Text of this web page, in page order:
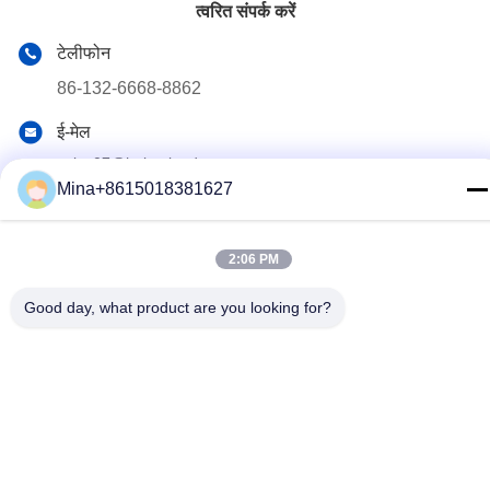
त्वरित संपर्क करें
टेलीफोन
86-132-6668-8862
ई-मेल
sales07@helorcloud.com
समुदाय, हेंगगंग स्ट्रीट, शेन्ज़ेन, गुआंग्डोंग, चीन
गोपनीयता नीति
साइटमैप
Mina+8615018381627
2:06 PM
Good day, what product are you looking for?